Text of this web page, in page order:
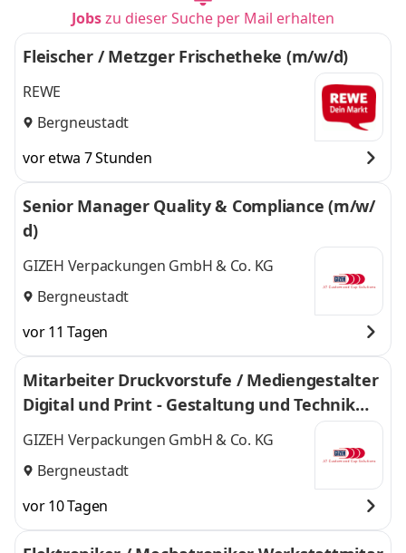
Jobszu dieser Suche per Mail erhalten
Fleischer / Metzger Frischetheke (m/w/d)
REWE
Bergneustadt
vor etwa 7 Stunden
Senior Manager Quality & Compliance (m/w/
d)
GIZEH Verpackungen GmbH & Co. KG
Bergneustadt
vor 11 Tagen
Mitarbeiter Druckvorstufe / Mediengestalter
Digital und Print - Gestaltung und Technik
(m/w/d)
GIZEH Verpackungen GmbH & Co. KG
Bergneustadt
vor 10 Tagen